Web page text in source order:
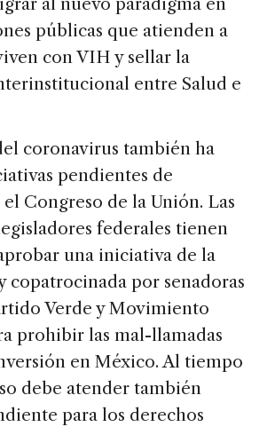
al nuevo paradigma en
públicas que atienden a
con VIH y sellar la
entre Salud e
coronavirus también ha
pendientes de
Congreso de la Unión. Las
federales tienen
una iniciativa de la
copatrocinada por senadoras
Verde y Movimiento
prohibir las mal-llamadas
en México. Al tiempo
debe atender también
para los derechos